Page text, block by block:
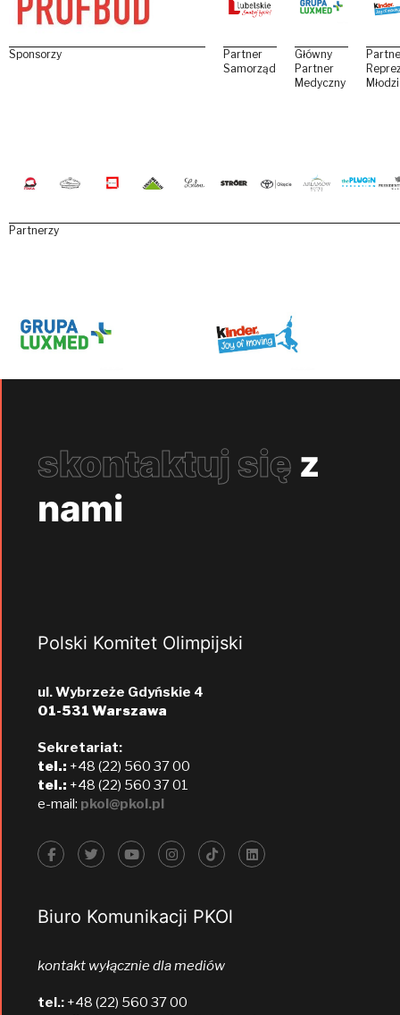
Sponsorzy
Partner
Samorządowy
Główny
Partner
Medyczny
Partnerzy
skontaktuj się z
nami
Polski Komitet Olimpijski
ul. Wybrzeże Gdyńskie 4
01-531 Warszawa
Sekretariat:
tel.: +48 (22) 560 37 00
tel.: +48 (22) 560 37 01
e-mail: pkol@pkol.pl
Biuro Komunikacji PKOl
kontakt wyłącznie dla mediów
tel.: +48 (22) 560 37 00